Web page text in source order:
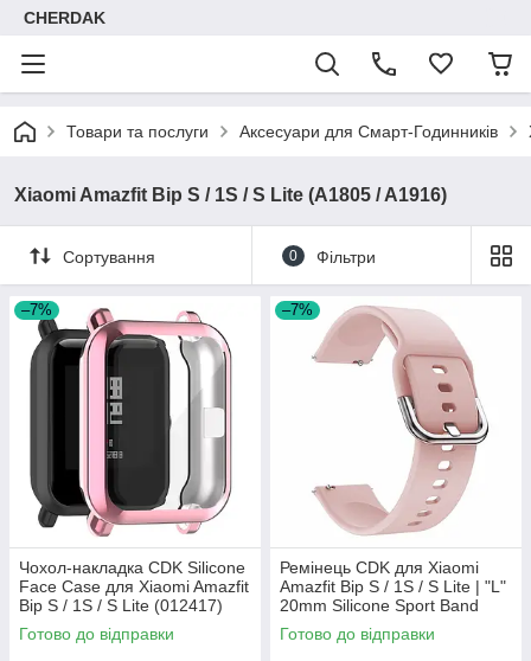
CHERDAK
Товари та послуги Аксесуари для Смарт-Годинників
Xiaomi Amazfit Bip S / 1S / S Lite (A1805 / A1916)
Сортування 0 Фільтри
–7%
Чохол-накладка CDK Silicone
Face Case для Xiaomi Amazfit
Bip S / 1S / S Lite (012417)
(pink rose)
Готово до відправки
–7%
Ремінець CDK для Xiaomi
Amazfit Bip S / 1S / S Lite | "L"
20mm Silicone Sport Band
Classic (09651) (pink)
Готово до відправки